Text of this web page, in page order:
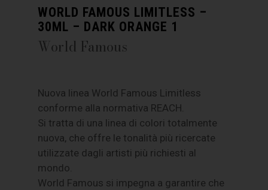
WORLD FAMOUS LIMITLESS –
30ML – DARK ORANGE 1
World Famous
Nuova linea World Famous Limitless
conforme alla normativa REACH.
Si tratta di una linea di colori totalmente
nuova, che offre le tonalità più ricercate
utilizzate dagli artisti più richiesti al
mondo.
World Famous si impegna a garantire che